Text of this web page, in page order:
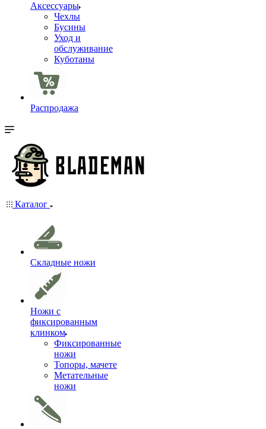
Аксессуары
Чехлы
Бусины
Уход и
обслуживание
Куботаны
Распродажа
Каталог
Складные ножи
Ножи с
фиксированным
клинком
Фиксированные
ножи
Топоры, мачете
Метательные
ножи